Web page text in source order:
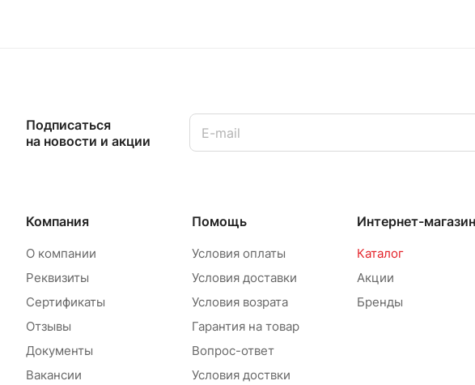
Подписаться
на новости и акции
Компания
О компании
Реквизиты
Сертификаты
Отзывы
Документы
Вакансии
Помощь
Условия оплаты
Условия доставки
Условия возрата
Гарантия на товар
Вопрос-ответ
Условия доствки
Интернет-магазин
Каталог
Акции
Бренды